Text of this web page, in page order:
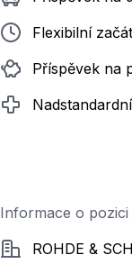
Flexibilní
Příspěvek na
Informace o pozici
SpolečnostROHDE &